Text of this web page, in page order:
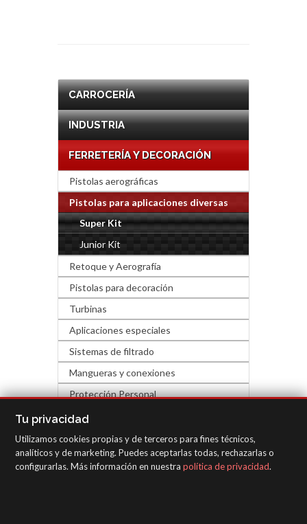
CARROCERÍA
INDUSTRIA
FERRETERÍA Y DECORACIÓN
Pistolas aerográficas
Pistolas para aplicaciones diversas
Super Kit
Junior Kit
Retoque y Aerografía
Pistolas para decoración
Turbinas
Aplicaciones especiales
Sistemas de filtrado
Mangueras y conexiones
Protección Personal
Complementos industria
EQUIPOS DE INSPECCIÓN
Tu privacidad
Utilizamos cookies propias y de terceros para fines técnicos,
analíticos y de marketing. Puedes aceptarlas todas, rechazarlas o
configurarlas. Más información en nuestra política de privacidad.